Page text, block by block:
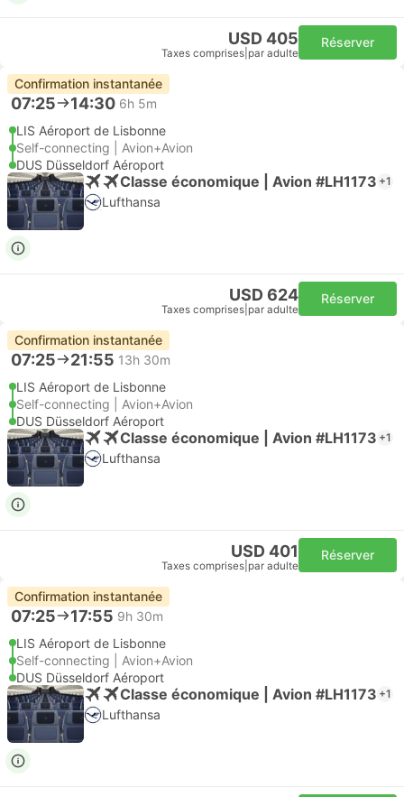
USD 405
Taxes comprises par adulte
Réserver
Confirmation instantanée
07:25 14:30 6h 5m
LIS Aéroport de Lisbonne
Self-connecting | Avion+Avion
DUS Düsseldorf Aéroport
Classe économique | Avion #LH1173 +1
Lufthansa
USD 624
Taxes comprises par adulte
Réserver
Confirmation instantanée
07:25 21:55 13h 30m
LIS Aéroport de Lisbonne
Self-connecting | Avion+Avion
DUS Düsseldorf Aéroport
Classe économique | Avion #LH1173 +1
Lufthansa
USD 401
Taxes comprises par adulte
Réserver
Confirmation instantanée
07:25 17:55 9h 30m
LIS Aéroport de Lisbonne
Self-connecting | Avion+Avion
DUS Düsseldorf Aéroport
Classe économique | Avion #LH1173 +1
Lufthansa